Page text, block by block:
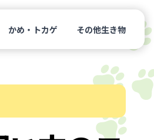
かめ・トカゲ その他生き物